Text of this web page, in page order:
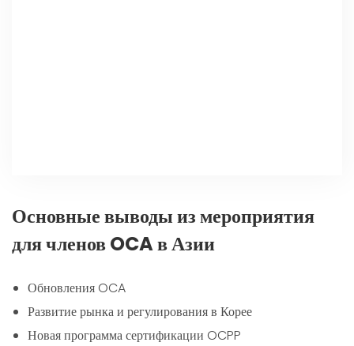
Основные выводы из мероприятия
для членов OCA в Азии
Обновления OCA
Развитие рынка и регулирования в Корее
Новая программа сертификации OCPP